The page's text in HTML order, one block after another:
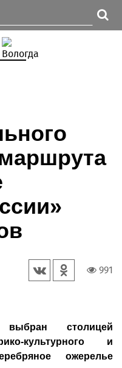
991
столицей
культурного и
ожерелье